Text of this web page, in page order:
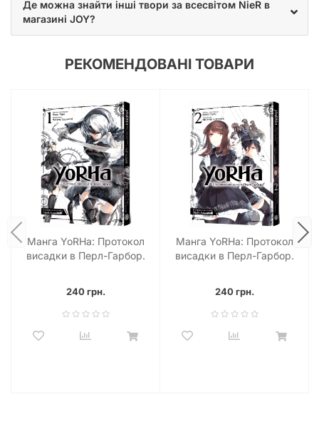
Де можна знайти інші твори за всесвітом NieR в
магазині JOY?
РЕКОМЕНДОВАНІ ТОВАРИ
Манга YoRHa: Протокол
висадки в Перл-Гарбор.
240 грн.
Манга YoRHa: Протокол
висадки в Перл-Гарбор.
240 грн.